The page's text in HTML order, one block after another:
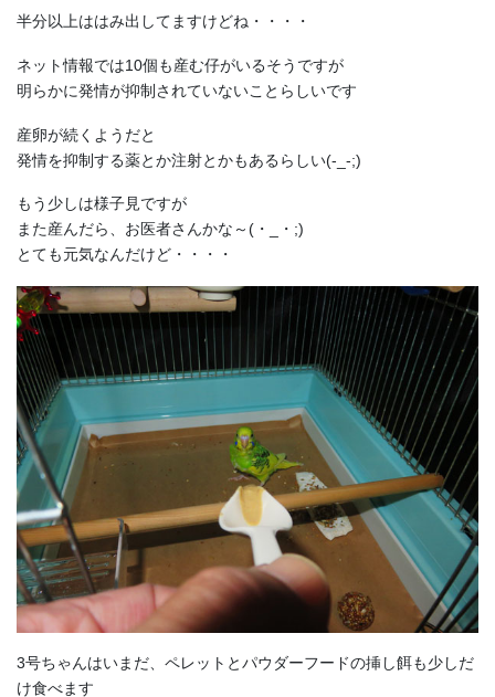
半分以上ははみ出してますけどね・・・・
ネット情報では10個も産む仔がいるそうですが
明らかに発情が抑制されていないことらしいです
産卵が続くようだと
発情を抑制する薬とか注射とかもあるらしい(-_-;)
もう少しは様子見ですが
また産んだら、お医者さんかな～(・_・;)
とても元気なんだけど・・・・
3号ちゃんはいまだ、ペレットとパウダーフードの挿し餌も少しだ
け食べます